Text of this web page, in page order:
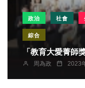
政治 社會
綜合
「教育大愛菁師
周為政 2023